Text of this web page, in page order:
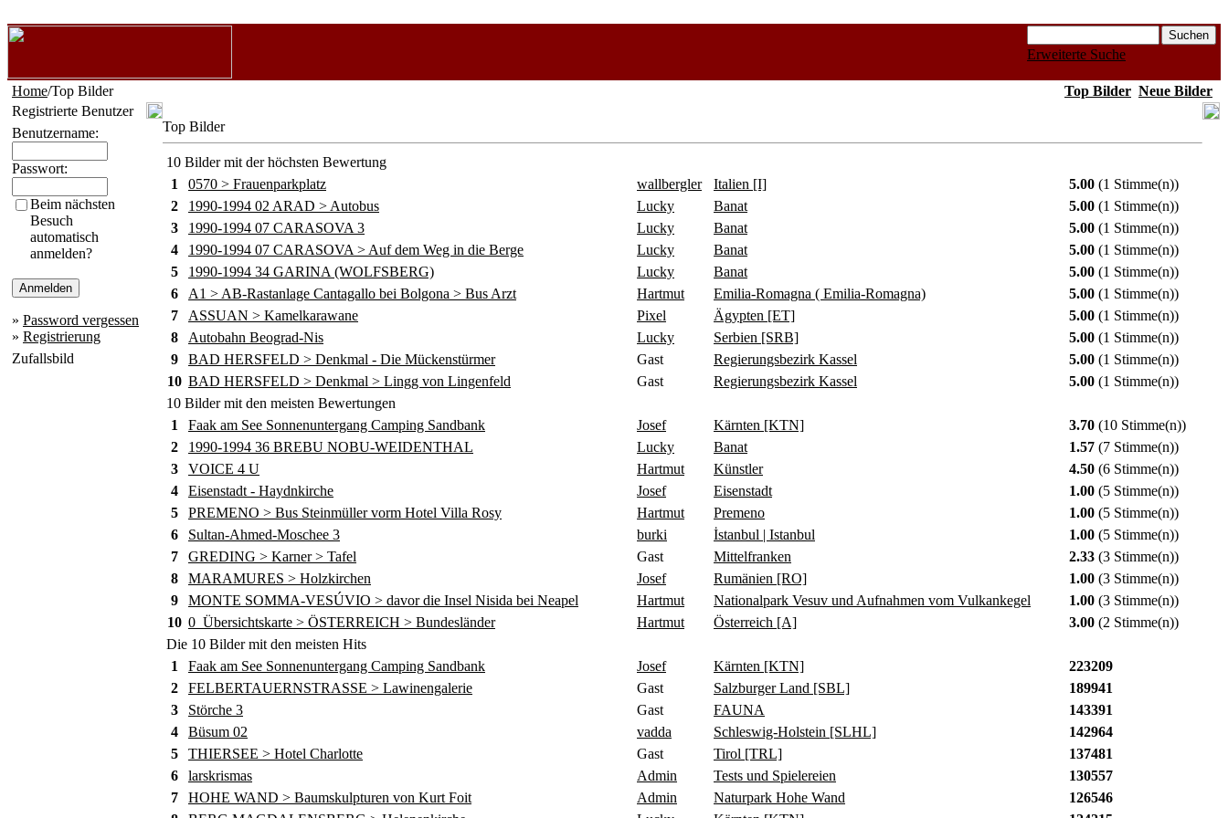
Erweiterte Suche
Home/Top Bilder Top Bilder Neue Bilder
Registrierte Benutzer
Benutzername:
Passwort:
Beim nächsten
Besuch
automatisch
anmelden?
» Password vergessen
» Registrierung
Zufallsbild
Top Bilder
10 Bilder mit der höchsten Bewertung
1
0570 > Frauenparkplatz wallbergler Italien [I] 5.00 (1 Stimme(n))
2
1990-1994 02 ARAD > Autobus Lucky Banat 5.00 (1 Stimme(n))
3
1990-1994 07 CARASOVA 3 Lucky Banat 5.00 (1 Stimme(n))
4
1990-1994 07 CARASOVA > Auf dem Weg in die Berge Lucky Banat 5.00 (1 Stimme(n))
5
1990-1994 34 GARINA (WOLFSBERG) Lucky Banat 5.00 (1 Stimme(n))
6
A1 > AB-Rastanlage Cantagallo bei Bolgona > Bus Arzt Hartmut Emilia-Romagna ( Emilia-Romagna) 5.00 (1 Stimme(n))
7
ASSUAN > Kamelkarawane Pixel Ägypten [ET] 5.00 (1 Stimme(n))
8
Autobahn Beograd-Nis Lucky Serbien [SRB] 5.00 (1 Stimme(n))
9
BAD HERSFELD > Denkmal - Die Mückenstürmer Gast Regierungsbezirk Kassel 5.00 (1 Stimme(n))
10 BAD HERSFELD > Denkmal > Lingg von Lingenfeld Gast Regierungsbezirk Kassel 5.00 (1 Stimme(n))
10 Bilder mit den meisten Bewertungen
1
Faak am See Sonnenuntergang Camping Sandbank Josef Kärnten [KTN] 3.70 (10 Stimme(n))
2
1990-1994 36 BREBU NOBU-WEIDENTHAL Lucky Banat 1.57 (7 Stimme(n))
3
VOICE 4 U Hartmut Künstler 4.50 (6 Stimme(n))
4
Eisenstadt - Haydnkirche Josef Eisenstadt 1.00 (5 Stimme(n))
5
PREMENO > Bus Steinmüller vorm Hotel Villa Rosy Hartmut Premeno 1.00 (5 Stimme(n))
6
Sultan-Ahmed-Moschee 3 burki İstanbul | Istanbul 1.00 (5 Stimme(n))
7
GREDING > Karner > Tafel Gast Mittelfranken 2.33 (3 Stimme(n))
8
MARAMURES > Holzkirchen Josef Rumänien [RO] 1.00 (3 Stimme(n))
9
MONTE SOMMA-VESÚVIO > davor die Insel Nisida bei Neapel Hartmut Nationalpark Vesuv und Aufnahmen vom Vulkankegel 1.00 (3 Stimme(n))
10 0_Übersichtskarte > ÖSTERREICH > Bundesländer Hartmut Österreich [A] 3.00 (2 Stimme(n))
Die 10 Bilder mit den meisten Hits
1
Faak am See Sonnenuntergang Camping Sandbank Josef Kärnten [KTN]
223209
2
FELBERTAUERNSTRASSE > Lawinengalerie Gast Salzburger Land [SBL]
189941
3
Störche 3 Gast FAUNA
143391
4
Büsum 02 vadda Schleswig-Holstein [SLHL]
142964
5
THIERSEE > Hotel Charlotte Gast Tirol [TRL]
137481
6
larskrismas Admin Tests und Spielereien
130557
7
HOHE WAND > Baumskulpturen von Kurt Foit Admin Naturpark Hohe Wand
126546